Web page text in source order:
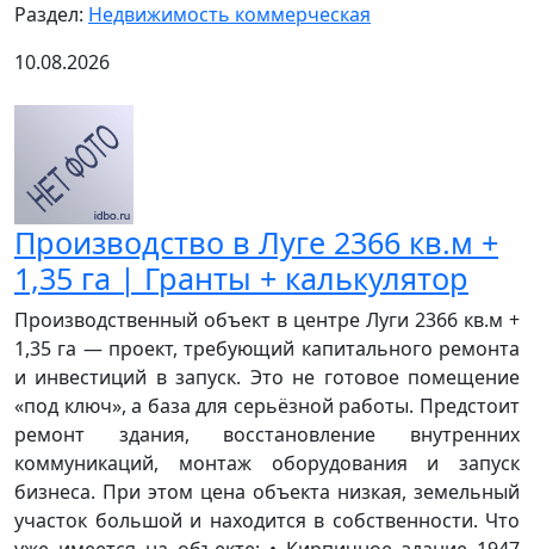
Раздел: Недвижимость коммерческая
10.08.2026
Производство в Луге 2366 кв.м +
1,35 га | Гранты + калькулятор
Производственный объект в центре Луги 2366 кв.м +
1,35 га — проект, требующий капитального ремонта
и инвестиций в запуск. Это не готовое помещение
«под ключ», а база для серьёзной работы. Предстоит
ремонт здания, восстановление внутренних
коммуникаций, монтаж оборудования и запуск
бизнеса. При этом цена объекта низкая, земельный
участок большой и находится в собственности. Что